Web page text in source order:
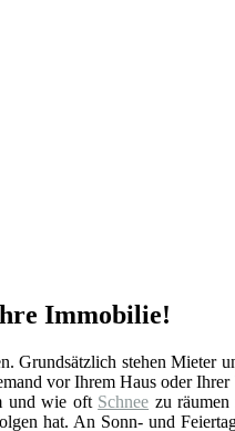
Immobilie!
Grundsätzlich stehen Mieter
vor Ihrem Haus oder
und wie oft Schnee zu
hat. An Sonn- und